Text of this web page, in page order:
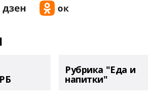
Рубрика "Еда и
напитки"